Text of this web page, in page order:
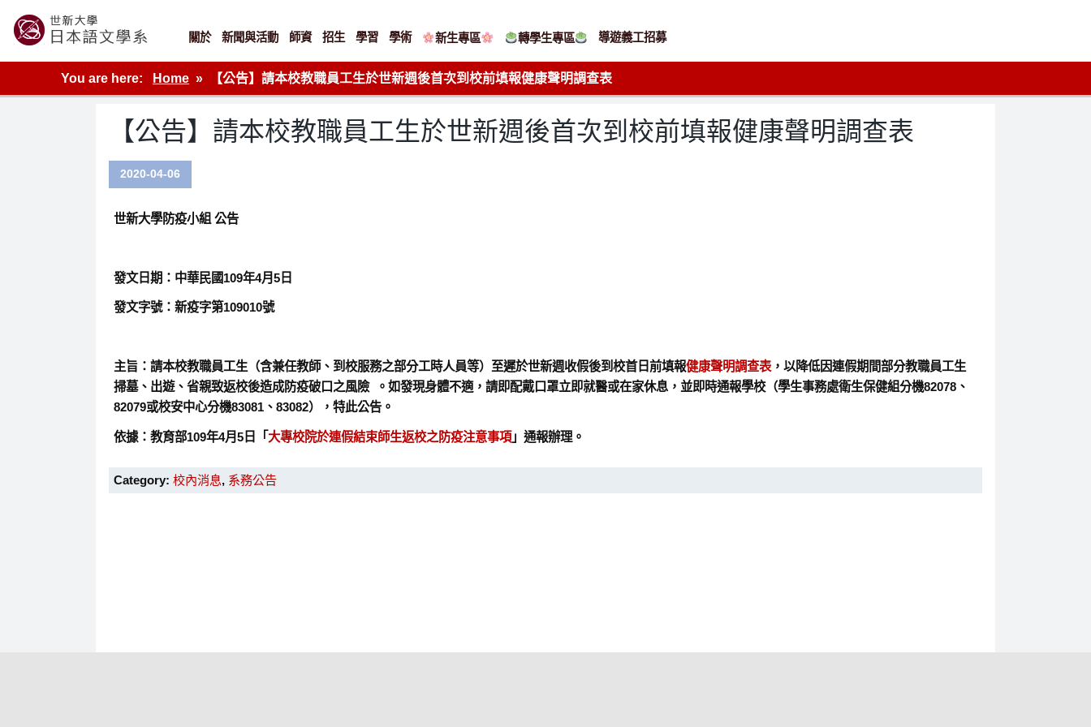
content
世新大學教學單位的網站
關於 新聞與活動 師資 招生 學習 學術 新生專區 轉學生專區 導遊義工招募
You are here: Home 【公告】請本校教職員工生於世新週後首次到校前填報健康聲明調查表
【公告】請本校教職員工生於世新週後首次到校前填報健康聲明調查表
2020-04-06
世新大學防疫小組 公告
發文日期：中華民國109年4月5日
發文字號：新疫字第109010號
主旨： 請本校教職員工生（含兼任教師、到校服務之部分工時人員等）至遲於世新週收假後到校首日前填報健康聲明調查表，以降低因連假期間部分教職員工生
掃墓、出遊、省親致返校後造成防疫破口之風險 。如發現身體不適，請即配戴口罩立即就醫或在家休息，並即時通報學校（學生事務處衛生保健組分機82078、
82079或校安中心分機83081、83082），特此公告。
依據： 教育部109年4月5日「 大專校院於連假結束師生返校之防疫注意事項」通報辦理。
Category: 校內消息, 系務公告